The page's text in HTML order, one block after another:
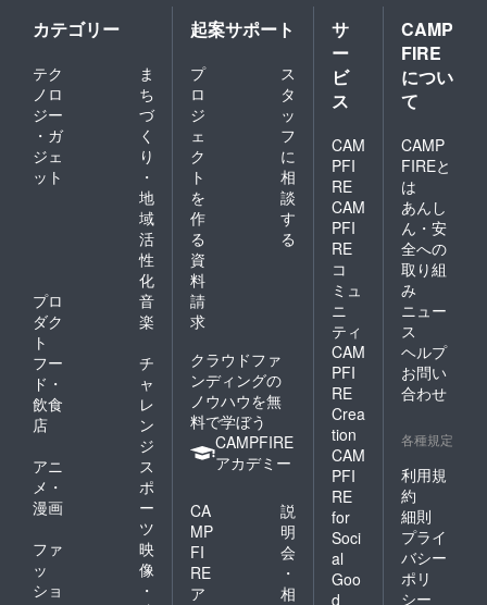
カテゴリー
テク
ノロ
ジー
・ガ
ジェ
ット
ま
ち
づ
く
り
・
地
域
活
性
化
プロ
ダク
ト
音
楽
フー
ド・
飲食
店
チ
ャ
レ
ン
ジ
アニ
メ・
漫画
ス
ポ
ー
ツ
ファ
ッ
ショ
映
像
・
起案サポート
プ
ロ
ジ
ェ
ク
ト
を
作
る
ス
タ
ッ
フ
に
相
談
す
る
資
料
請
求
クラウドファ
ンディングの
ノウハウを無
料で学ぼう
CAMPFIRE
アカデミー
CA
MP
FI
RE
ア
説
明
会
・
相
サ
ー
ビ
ス
CAM
PFI
RE
CAM
PFI
RE
コ
ミュ
ニ
ティ
CAM
PFI
RE
Crea
tion
CAM
PFI
RE
for
Soci
al
Goo
d
CAMP
FIRE
につい
て
CAMP
FIREと
は
あんし
ん・安
全への
取り組
み
ニュー
ス
ヘルプ
お問い
合わせ
各種規定
利用規
約
細則
プライ
バシー
ポリ
シー